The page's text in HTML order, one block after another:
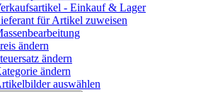
- Einkauf & Lager
für Artikel zuweisen
ändern
ändern
ändern
auswählen